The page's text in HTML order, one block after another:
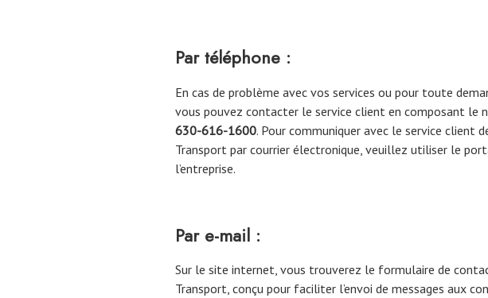
Par téléphone :
En cas de problème avec vos services ou pour toute
vous pouvez contacter le service client en composant le
630-616-1600. Pour communiquer avec le service client
Transport par courrier électronique, veuillez utiliser le
l’entreprise.
Par e-mail :
Sur le site internet, vous trouverez le formulaire de
Transport, conçu pour faciliter l’envoi de messages aux